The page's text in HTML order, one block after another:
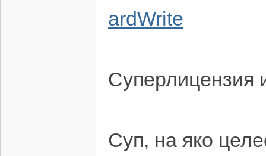
ardWrite
Суперлицензия
Суп, на яко